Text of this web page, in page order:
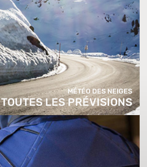
MÉTÉO DES NEIGES
TOUTES LES PRÉVISIONS